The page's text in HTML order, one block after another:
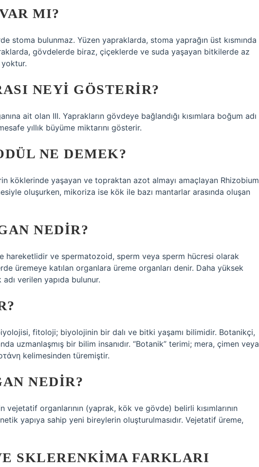
MI?
stoma bulunmaz. Yüzen yapraklarda, stoma yaprağın üst kısmında
gövdelerde biraz, çiçeklerde ve suda yaşayan bitkilerde az
NEYI GÖSTERIR?
ait olan III. Yaprakların gövdeye bağlandığı kısımlara boğum adı
yıllık büyüme miktarını gösterir.
NE DEMEK?
köklerinde yaşayan ve topraktan azot almayı amaçlayan Rhizobium
oluşurken, mikoriza ise kök ile bazı mantarlar arasında oluşan
NEDIR?
hareketlidir ve spermatozoid, sperm veya sperm hücresi olarak
üremeye katılan organlara üreme organları denir. Daha yüksek
verilen yapıda bulunur.
fitoloji; biyolojinin bir dalı ve bitki yaşamı bilimidir. Botanikçi,
uzmanlaşmış bir bilim insanıdır. “Botanik” terimi; mera, çimen veya
kelimesinden türemiştir.
NEDIR?
organlarının (yaprak, kök ve gövde) belirli kısımlarının
yapıya sahip yeni bireylerin oluşturulmasıdır. Vejetatif üreme,
SKLERENKIMA FARKLARI